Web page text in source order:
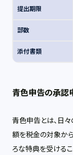
提出期限
部数
添付書類
青色申告の承認
青色申告とは、日
額を税金の対象か
ろな特典を受ける